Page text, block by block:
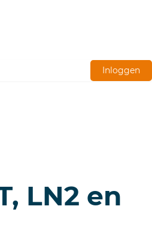
Inloggen
LN2 en